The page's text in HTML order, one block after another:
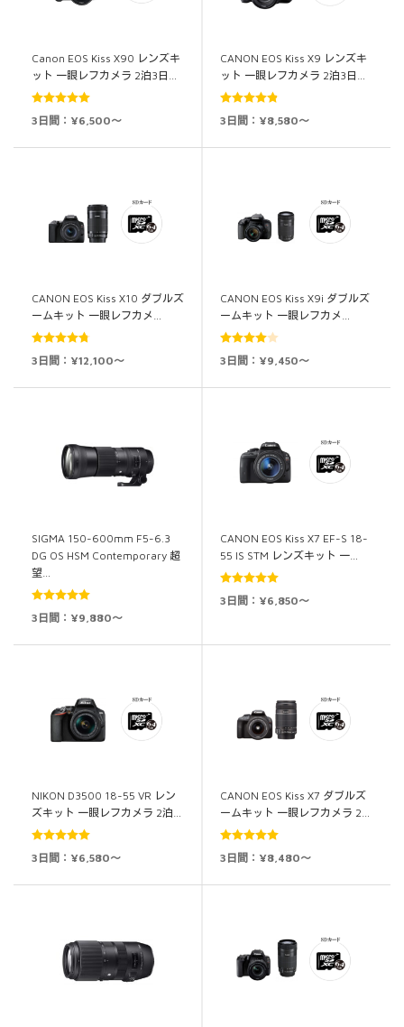
Canon EOS Kiss X90 レンズキ
ット 一眼レフカメラ 2泊3日…
5段階中
3日間：¥6,500～
CANON EOS Kiss X9 レンズキ
ット 一眼レフカメラ 2泊3日…
5段階中
3日間：¥8,580～
CANON EOS Kiss X10 ダブルズ
ームキット 一眼レフカメ…
5段階中
3日間：¥12,100～
CANON EOS Kiss X9i ダブルズ
ームキット 一眼レフカメ…
5段階中
価
3日間：¥9,450～
SIGMA 150-600mm F5-6.3
DG OS HSM Contemporary 超
望…
5段階中
3日間：¥9,880～
CANON EOS Kiss X7 EF-S 18-
55 IS STM レンズキット 一…
5段階中
3日間：¥6,850～
NIKON D3500 18-55 VR レン
ズキット 一眼レフカメラ 2泊…
5段階中
3日間：¥6,580～
CANON EOS Kiss X7 ダブルズ
ームキット 一眼レフカメラ 2…
5段階中
3日間：¥8,480～